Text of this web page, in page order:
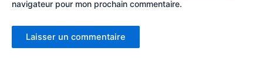
navigateur pour mon prochain commentaire.